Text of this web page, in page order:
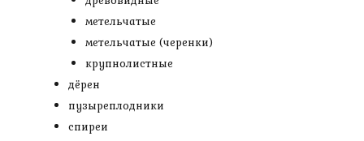
метельчатые
метельчатые (черенки)
крупнолистные
дёрен
пузыреплодники
спиреи